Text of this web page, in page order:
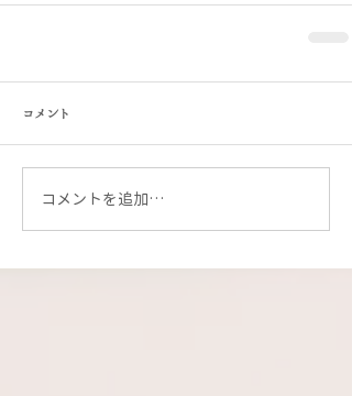
コメント
コメントを追加…